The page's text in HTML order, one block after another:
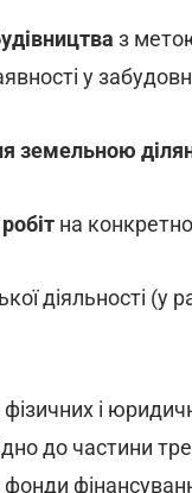
з
у
земельною
на
діяльності (у
і
до частини